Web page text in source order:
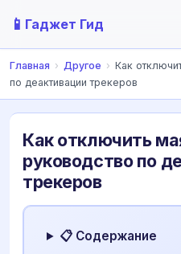
📱 Гаджет Гид
Главная › Другое › Как
по деактивации трекеров
Как отключить
руководство по
трекеров
📋 Содержание